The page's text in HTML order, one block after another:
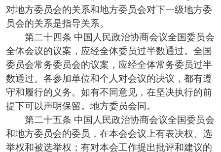
对地方委员会的关系和地方委员会对下一级地方委
员会的关系是指导关系。
第二十四条 中国人民政治协商会议全国委员会
全体会议的议案，应经全体委员过半数通过。全国
委员会常务委员会的议案，应经全体常务委员过半
数通过。各参加单位和个人对会议的决议，都有遵
守和履行的义务。如有不同意见，在坚决执行的前
提下可以声明保留。地方委员会同。
第二十五条 中国人民政治协商会议全国委员会
和地方委员会的委员，在本会会议上有表决权、选
举权和被选举权；有对本会工作提出批评和建议的